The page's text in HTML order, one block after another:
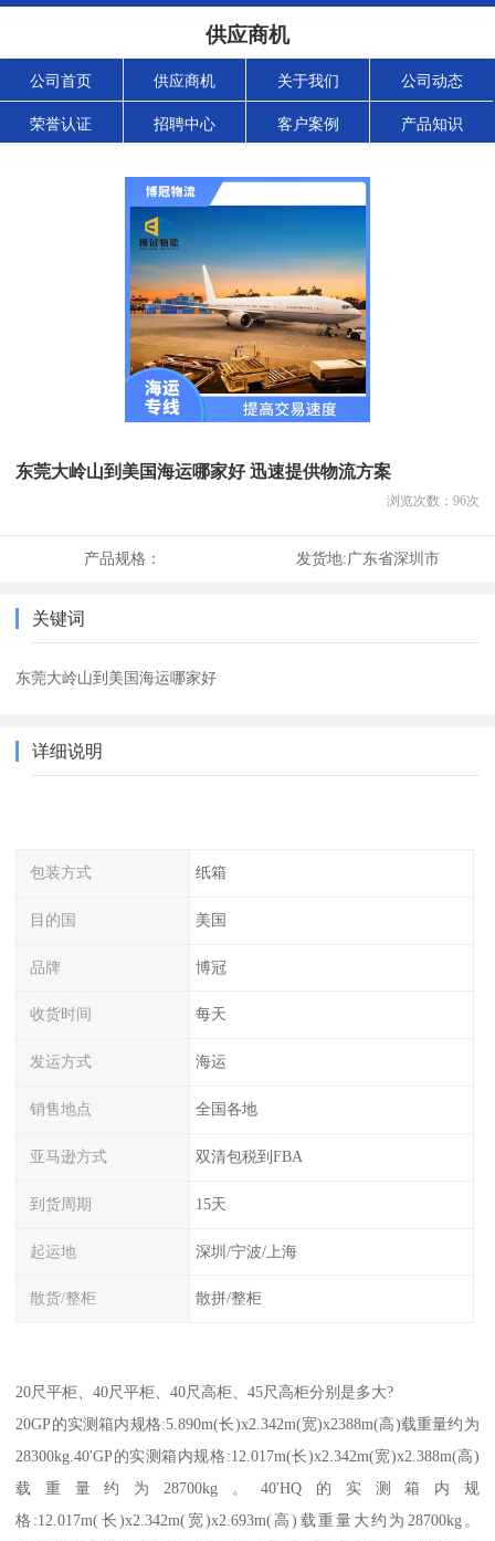
供应商机
公司首页 供应商机 关于我们 公司动态
荣誉认证 招聘中心 客户案例 产品知识
东莞大岭山到美国海运哪家好 迅速提供物流方案
浏览次数： 96次
产品规格： 发货地:广东省深圳市
关键词
东莞大岭山到美国海运哪家好
详细说明
包装方式 纸箱
目的国 美国
品牌 博冠
收货时间 每天
发运方式 海运
销售地点 全国各地
亚马逊方式 双清包税到FBA
到货周期 15天
起运地 深圳/宁波/上海
散货/整柜 散拼/整柜
20尺平柜、40尺平柜、40尺高柜、45尺高柜分别是多大?
20GP的实测箱内规格:5.890m(长)x2.342m(宽)x2388m(高)载重量约为
28300kg.40'GP的实测箱内规格:12.017m(长)x2.342m(宽)x2.388m(高)
载重量约为28700kg。40'HQ的实测箱内规
格:12.017m(长)x2.342m(宽)x2.693m(高)载重量大约为28700kg。